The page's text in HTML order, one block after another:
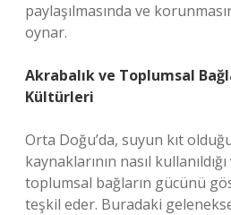
paylaşılmasında ve
oynar.
Akrabalık ve Toplumsal
Kültürleri
Orta Doğu’da, suyun kıt
kaynaklarının nasıl kullanıldığı
toplumsal bağların gücünü
teşkil eder. Buradaki